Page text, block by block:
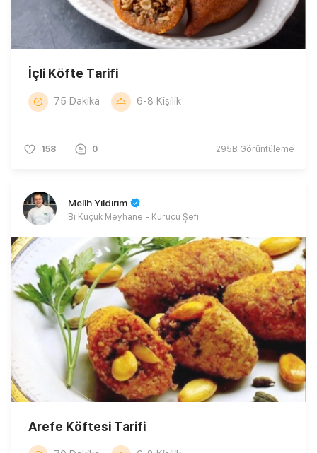
İçli Köfte Tarifi
75 Dakika 6-8 Kişilik
158 0 295B Görüntüleme
Melih Yıldırım
Bi Küçük Meyhane - Kurucu Şefi
Arefe Köftesi Tarifi